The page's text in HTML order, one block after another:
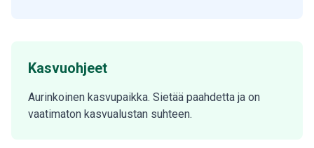
Kasvuohjeet
Aurinkoinen kasvupaikka. Sietää paahdetta ja on
vaatimaton kasvualustan suhteen.